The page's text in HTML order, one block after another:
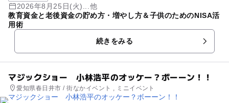
2026年8月25日(火)...他
教育資金と老後資金の貯め方・増やし方＆子供のためのNISA活
用術
続きをみる
マジックショー 小林浩平のオッケー？ボーーン！！
愛知県春日井市 / 街なかイベント , ミニイベント